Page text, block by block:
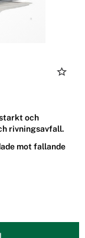
och
rivningsavfall.
mot fallande